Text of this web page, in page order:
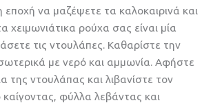
εποχή να μαζέψετε τα καλοκαιρινά και
χειμωνιάτικα ρούχα σας είναι μία
τις ντουλάπες. Καθαρίστε την
με νερό και αμμωνία. Αφήστε
της ντουλάπας και λιβανίστε τον
φύλλα λεβάντας και